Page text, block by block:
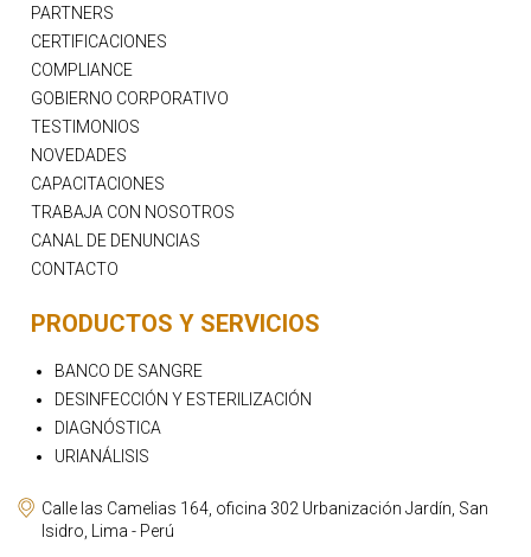
PARTNERS
CERTIFICACIONES
COMPLIANCE
GOBIERNO CORPORATIVO
TESTIMONIOS
NOVEDADES
CAPACITACIONES
TRABAJA CON NOSOTROS
CANAL DE DENUNCIAS
CONTACTO
PRODUCTOS Y SERVICIOS
BANCO DE SANGRE
DESINFECCIÓN Y ESTERILIZACIÓN
DIAGNÓSTICA
URIANÁLISIS
Calle las Camelias 164, oficina 302 Urbanización Jardín, San
Isidro, Lima - Perú